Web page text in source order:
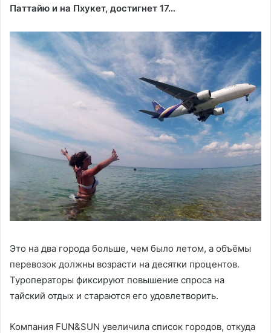
Паттайю и на Пхукет, достигнет 17…
Это на два города больше, чем было летом, а объёмы
перевозок должны возрасти на десятки процентов.
Туроператоры фиксируют повышение спроса на
тайский отдых и стараются его удовлетворить.
Компания FUN&SUN увеличила список городов, откуда